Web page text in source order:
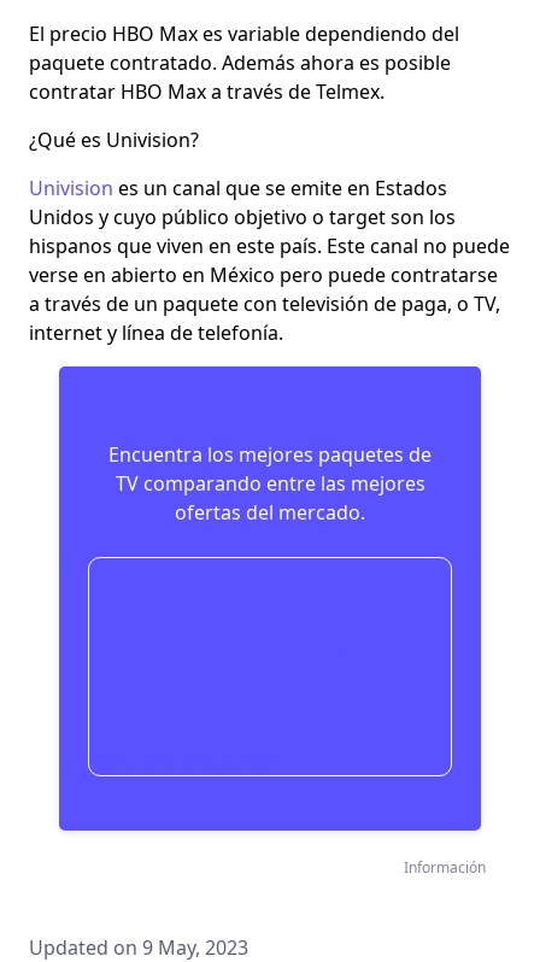
El precio HBO Max es variable dependiendo del
paquete contratado. Además ahora es posible
contratar HBO Max a través de Telmex.
¿Qué es Univision?
Univision es un canal que se emite en Estados
Unidos y cuyo público objetivo o target son los
hispanos que viven en este país. Este canal no puede
verse en abierto en México pero puede contratarse
a través de un paquete con televisión de paga, o TV,
internet y línea de telefonía.
Encuentra los mejores paquetes de
TV comparando entre las mejores
ofertas del mercado.
Compara las ofertas
Información
Updated on 9 May, 2023